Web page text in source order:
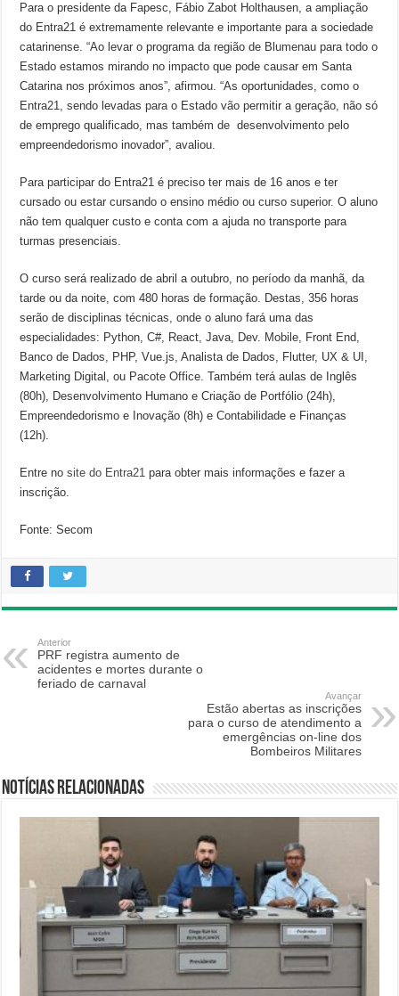
Para o presidente da Fapesc, Fábio Zabot Holthausen, a ampliação
do Entra21 é extremamente relevante e importante para a sociedade
catarinense. “Ao levar o programa da região de Blumenau para todo o
Estado estamos mirando no impacto que pode causar em Santa
Catarina nos próximos anos”, afirmou. “As oportunidades, como o
Entra21, sendo levadas para o Estado vão permitir a geração, não só
de emprego qualificado, mas também de desenvolvimento pelo
empreendedorismo inovador”, avaliou.
Para participar do Entra21 é preciso ter mais de 16 anos e ter
cursado ou estar cursando o ensino médio ou curso superior. O aluno
não tem qualquer custo e conta com a ajuda no transporte para
turmas presenciais.
O curso será realizado de abril a outubro, no período da manhã, da
tarde ou da noite, com 480 horas de formação. Destas, 356 horas
serão de disciplinas técnicas, onde o aluno fará uma das
especialidades: Python, C#, React, Java, Dev. Mobile, Front End,
Banco de Dados, PHP, Vue.js, Analista de Dados, Flutter, UX & UI,
Marketing Digital, ou Pacote Office. Também terá aulas de Inglês
(80h), Desenvolvimento Humano e Criação de Portfólio (24h),
Empreendedorismo e Inovação (8h) e Contabilidade e Finanças
(12h).
Entre nosite do Entra21 para obter mais informações e fazer a
inscrição.
Fonte: Secom
Anterior
PRF registra aumento de
acidentes e mortes durante o
feriado de carnaval
Avançar
Estão abertas as inscrições
para o curso de atendimento a
emergências on-line dos
Bombeiros Militares
Notícias relacionadas